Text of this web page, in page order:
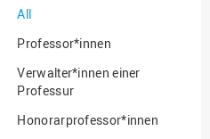
All
Professor*innen
Verwalter*innen einer
Professur
Honorarprofessor*innen